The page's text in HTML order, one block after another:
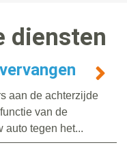
diensten
aan de achterzijde
van de
auto tegen het...